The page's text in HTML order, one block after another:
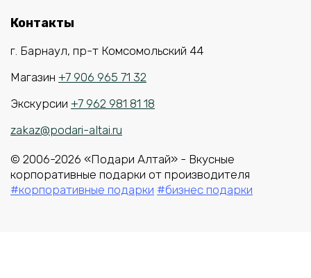
Контакты
г. Барнаул, пр-т Комсомольский 44
Магазин +7 906 965 71 32
Экскурсии +7 962 981 81 18
zakaz@podari-altai.ru
© 2006-2026 «Подари Алтай» - Вкусные
корпоративные подарки от производителя
#корпоративные подарки #бизнес подарки